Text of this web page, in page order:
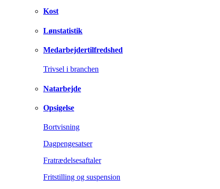
Kost
Lønstatistik
Medarbejdertilfredshed
Trivsel i branchen
Natarbejde
Opsigelse
Bortvisning
Dagpengesatser
Fratrædelsesaftaler
Fritstilling og suspension